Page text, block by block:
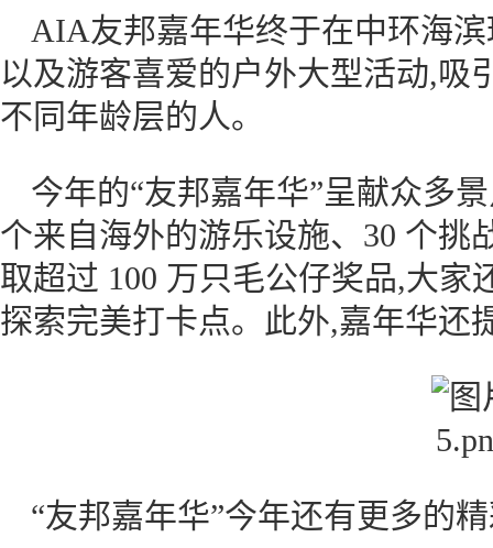
AIA友邦嘉年华终于在中环海
以及游客喜爱的户外大型活动,吸
不同年龄层的人。
今年的“友邦嘉年华”呈献众多
个来自海外的游乐设施、30 个挑
取超过 100 万只毛公仔奖品,大家
探索完美打卡点。此外,嘉年华还
“友邦嘉年华”今年还有更多的